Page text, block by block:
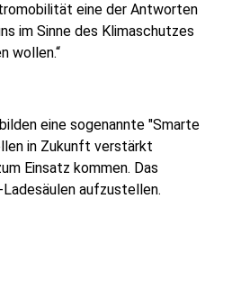
eine der Antworten
im Sinne des Klimaschutzes
wollen.“
eine sogenannte "Smarte
in Zukunft verstärkt
Einsatz kommen. Das
aufzustellen.